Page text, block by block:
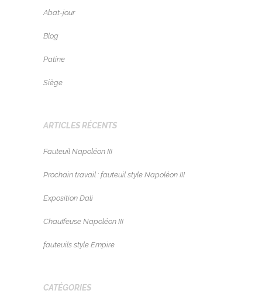
Abat-jour
Blog
Patine
Siège
ARTICLES RÉCENTS
Fauteuil Napoléon III
Prochain travail : fauteuil style Napoléon III
Exposition Dali
Chauffeuse Napoléon III
fauteuils style Empire
CATÉGORIES